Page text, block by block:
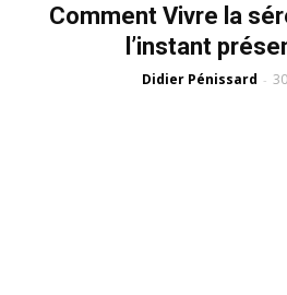
Comment Vivre la
l’instant
Didier Pénissard -